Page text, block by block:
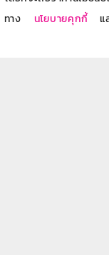
ทาง
นโยบายคุกกี้ แ
19
ผลิตภัณฑ์ธนาคารออม